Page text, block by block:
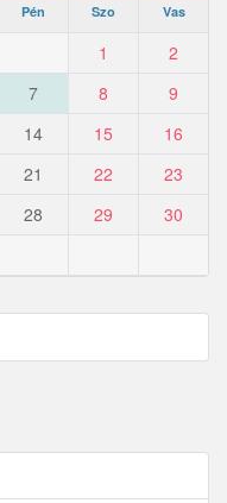
Pén Szo Vas
1
2
7 8
9
14 15
16
21 22
23
28 29
30